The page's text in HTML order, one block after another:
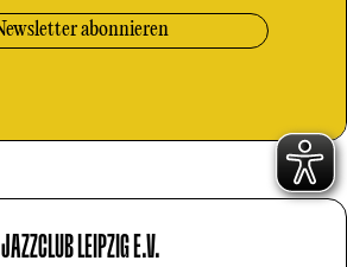
JAZZCLUB LEIPZIG E.V.